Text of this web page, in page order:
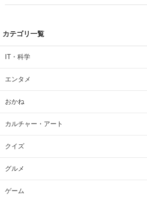
カテゴリ一覧
IT・科学
エンタメ
おかね
カルチャー・アート
クイズ
グルメ
ゲーム